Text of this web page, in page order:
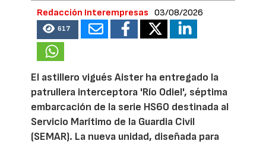
Redacción Interempresas 03/08/2026
617
El astillero vigués Aister ha entregado la
patrullera interceptora 'Río Odiel', séptima
embarcación de la serie HS60 destinada al
Servicio Marítimo de la Guardia Civil
(SEMAR). La nueva unidad, diseñada para